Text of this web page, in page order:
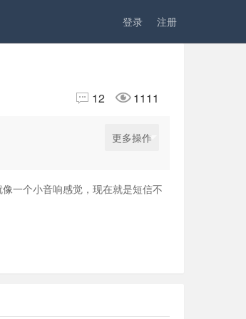
登录 注册
 12 1111
更多操作
一个小音响感觉，现在就是短信不